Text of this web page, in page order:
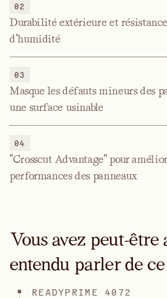
02
Durabilité extérieure et
d'humidité
03
Masque les défauts mineurs des
une surface usinable
04
"Crosscut Advantage" pour
performances des panneaux
Vous avez peut-être
entendu parler de
READYPRIME 4072